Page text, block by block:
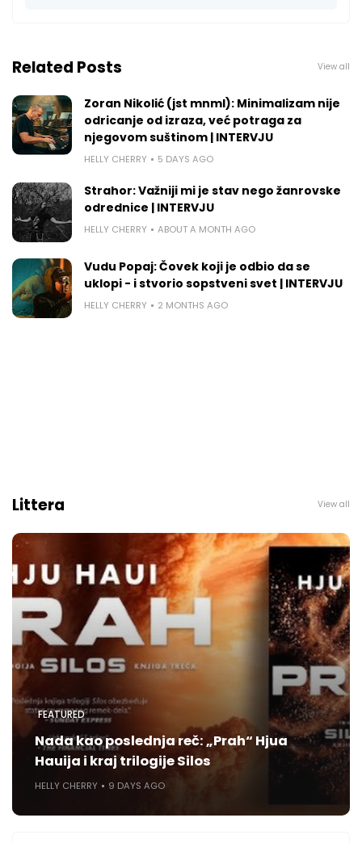
Related Posts View all
Zoran Nikolić (jst mnml): Minimalizam nije
odricanje od izraza, već potraga za
njegovom suštinom | INTERVJU
HELLY CHERRY 5 DAYS AGO
Strahor: Važniji mi je stav nego žanrovske
odrednice | INTERVJU
HELLY CHERRY ABOUT A MONTH AGO
Vudu Popaj: Čovek koji je odbio da se
uklopi - i stvorio sopstveni svet | INTERVJU
HELLY CHERRY 2 MONTHS AGO
Littera View all
FEATURED
Nada kao poslednja reč: „Prah“ Hjua
Hauija i kraj trilogije Silos
HELLY CHERRY 9 DAYS AGO